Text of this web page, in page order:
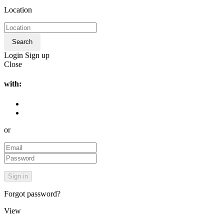
Location
Search
Login Sign up
Close
with:
or
Forgot password?
View